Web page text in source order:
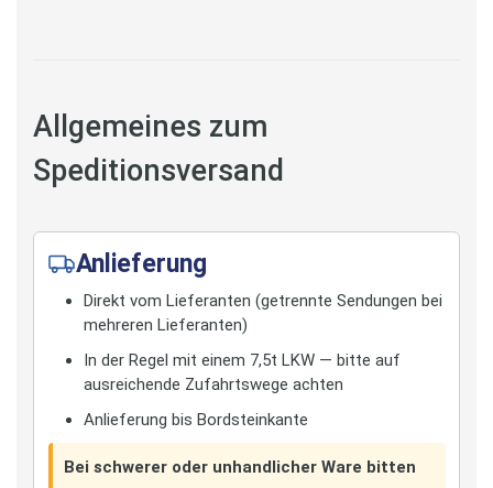
Allgemeines zum
Speditionsversand
Anlieferung
Direkt vom Lieferanten (getrennte Sendungen bei
mehreren Lieferanten)
In der Regel mit einem 7,5t LKW — bitte auf
ausreichende Zufahrtswege achten
Anlieferung bis Bordsteinkante
Bei schwerer oder unhandlicher Ware bitten